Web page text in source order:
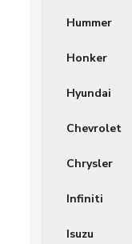
Hummer
Honker
Hyundai
Chevrolet
Chrysler
Infiniti
Isuzu